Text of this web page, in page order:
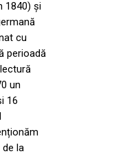
1840) și
cu
perioadă
un
16
la